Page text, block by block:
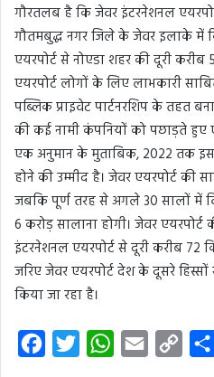
गौरतलब है कि जेवर इंटरनेशनल
गौतमबुद्ध नगर जिले के जेवर इलाके में
एयरपोर्ट से नोएडा शहर की दूरी
एयरपोर्ट लोगों के लिए लाभकारी
पब्लिक प्राइवेट पार्टनरशिप के तहत
की कई नामी कंपनियों को पछाड़ते हुए
एक अनुमान के मुताबिक, 2022 तक
होने की उम्मीद है। जेवर एयरपोर्ट की
जबकि पूर्ण तरह से अगले 30 सालों में
6 करोड़ सालाना होगी। जेवर एयरपोर्ट
इंटरनेशनल एयरपोर्ट से दूरी करीब 72
जरिए जेवर एयरपोर्ट देश के दूसरे
किया जा रहा है।
W